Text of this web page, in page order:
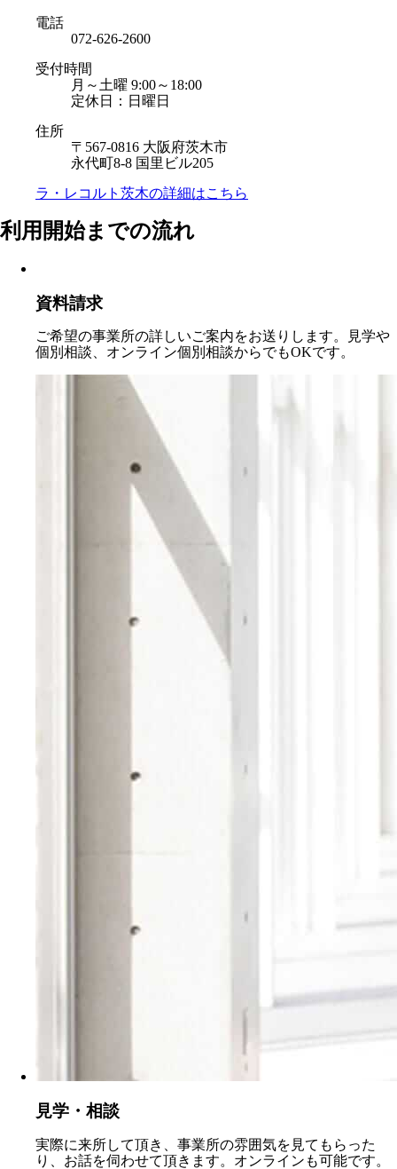
電話
072-626-2600
受付時間
月～土曜 9:00～18:00
定休日：日曜日
住所
〒567-0816 大阪府茨木市
永代町8-8 国里ビル205
ラ・レコルト茨木の詳細はこちら
利用開始までの流れ
資料請求
ご希望の事業所の詳しいご案内をお送りします。見学や
個別相談、オンライン個別相談からでもOKです。
見学・相談
実際に来所して頂き、事業所の雰囲気を見てもらった
り、お話を伺わせて頂きます。オンラインも可能です。